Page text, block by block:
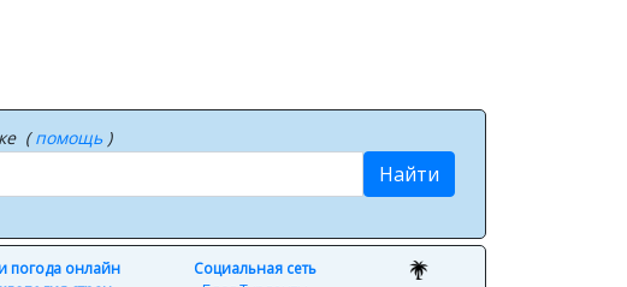
(помощь )
Найти
погода онлайн
Социальная сеть